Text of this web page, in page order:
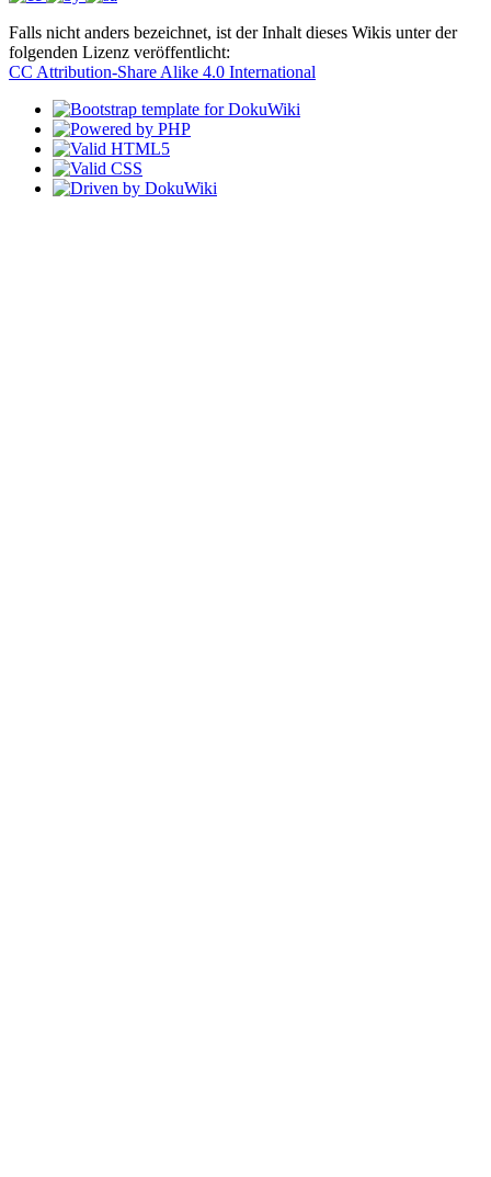
Falls nicht anders bezeichnet, ist der Inhalt dieses Wikis unter der
folgenden Lizenz veröffentlicht:
CC Attribution-Share Alike 4.0 International